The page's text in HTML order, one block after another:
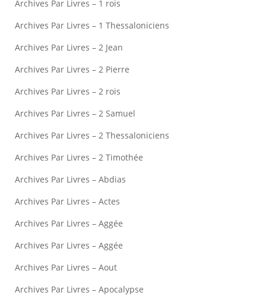
Archives Par Livres – 1 rois
Archives Par Livres – 1 Thessaloniciens
Archives Par Livres – 2 Jean
Archives Par Livres – 2 Pierre
Archives Par Livres – 2 rois
Archives Par Livres – 2 Samuel
Archives Par Livres – 2 Thessaloniciens
Archives Par Livres – 2 Timothée
Archives Par Livres – Abdias
Archives Par Livres – Actes
Archives Par Livres – Aggée
Archives Par Livres – Aggée
Archives Par Livres – Aout
Archives Par Livres – Apocalypse